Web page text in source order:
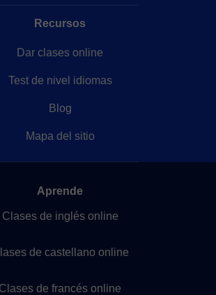
Recursos
Dar clases online
Test de nivel idiomas
Blog
Mapa del sitio
Aprende
Clases de inglés online
de castellano online
Clases de francés online